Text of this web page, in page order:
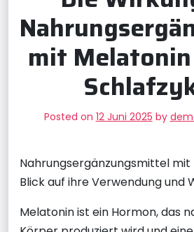
mit
Posted on 12 Juni 2025 by
Nahrungsergänzungsmittel mit
Blick auf ihre Verwendung und
Melatonin ist ein Hormon, das